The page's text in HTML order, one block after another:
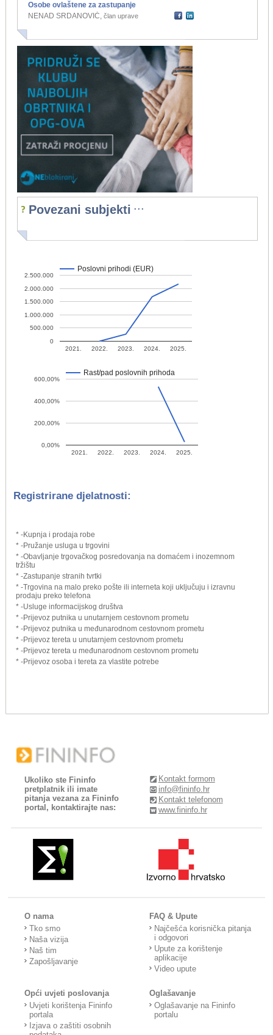
Osobe ovlaštene za zastupanje
NENAD SRDANOVIĆ, član uprave
Povezani subjekti ...
Poslovni prihodi (EUR)
2021. 2022. 2023. 2024. 2025.
0
500.000
1.000.000
1.500.000
2.000.000
2.500.000
Rast/pad poslovnih prihoda
2021. 2022. 2023. 2024. 2025.
0,00%
200,00%
400,00%
600,00%
Registrirane djelatnosti:
* -Kupnja i prodaja robe
* -Pružanje usluga u trgovini
* -Obavljanje trgovačkog posredovanja na domaćem i inozemnom
tržištu
* -Zastupanje stranih tvrtki
* -Trgovina na malo preko pošte ili interneta koji uključuju i izravnu
prodaju preko telefona
* -Usluge informacijskog društva
* -Prijevoz putnika u unutarnjem cestovnom prometu
* -Prijevoz putnika u međunarodnom cestovnom prometu
* -Prijevoz tereta u unutarnjem cestovnom prometu
* -Prijevoz tereta u međunarodnom cestovnom prometu
* -Prijevoz osoba i tereta za vlastite potrebe
Ukoliko ste Fininfo
pretplatnik ili imate
pitanja vezana za Fininfo
portal, kontaktirajte nas:
Kontakt formom
info@fininfo.hr
Kontakt telefonom
www.fininfo.hr
O nama
Tko smo
Naša vizija
Naš tim
Zapošljavanje
FAQ & Upute
Najčešća korisnička pitanja
i odgovori
Upute za korištenje
aplikacije
Video upute
Opći uvjeti poslovanja
Uvjeti korištenja Fininfo
portala
Izjava o zaštiti osobnih
Oglašavanje
Oglašavanje na Fininfo
portalu